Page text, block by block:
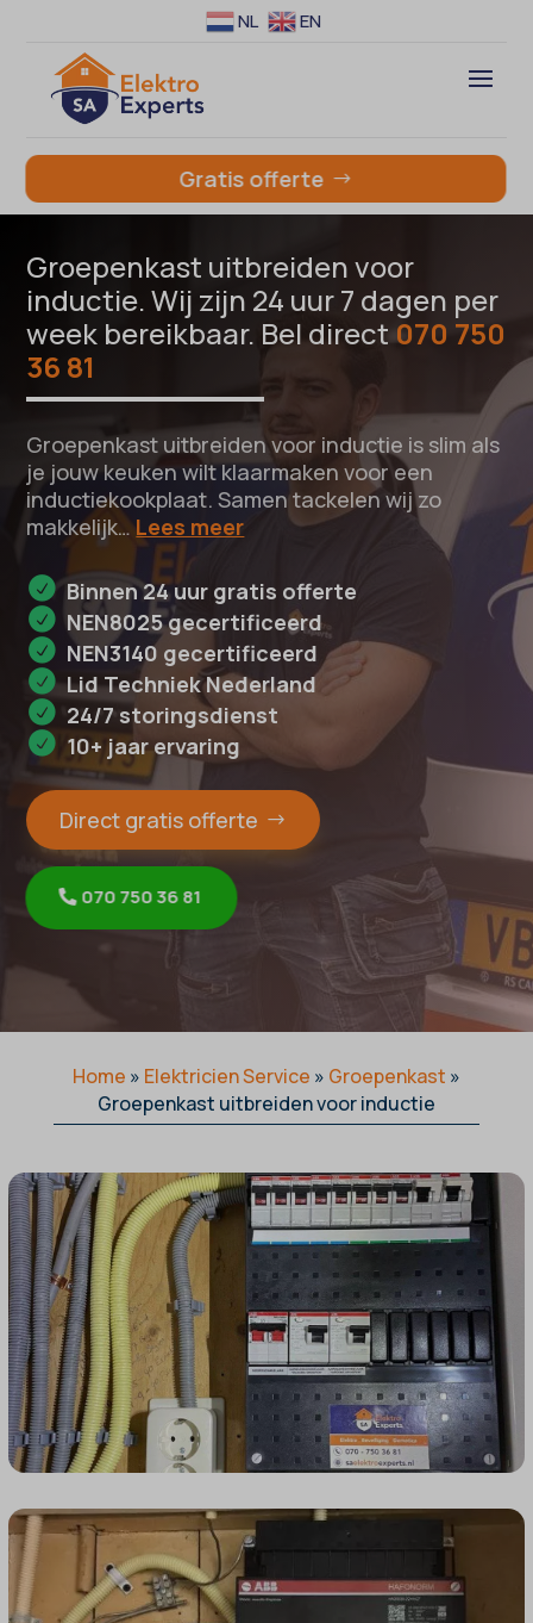
NL EN
Gratis offerte
Groepenkast uitbreiden voor
inductie. Wij zijn 24 uur 7 dagen per
week bereikbaar. Bel direct070 750
36 81
Groepenkast uitbreiden voor inductie is slim als
je jouw keuken wilt klaarmaken voor een
inductiekookplaat. Samen tackelen wij zo
makkelijk…Lees meer
Binnen 24 uur gratis offerte
NEN8025 gecertificeerd
NEN3140 gecertificeerd
Lid Techniek Nederland
24/7 storingsdienst
10+ jaar ervaring
Direct gratis offerte
070 750 36 81
Home » Elektricien Service » Groepenkast »
Groepenkast uitbreiden voor inductie